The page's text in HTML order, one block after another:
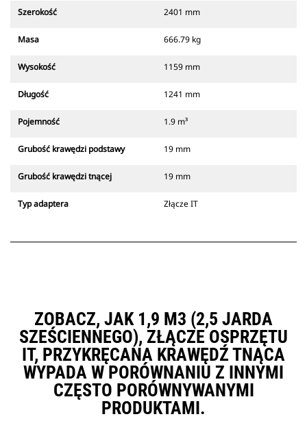
Szerokość 2401 mm
Masa 666.79 kg
Wysokość 1159 mm
Długość 1241 mm
Pojemność 1.9 m³
Grubość krawędzi podstawy 19 mm
Grubość krawędzi tnącej 19 mm
Typ adaptera Złącze IT
ZOBACZ, JAK 1,9 M3 (2,5 JARDA
SZEŚCIENNEGO), ZŁĄCZE OSPRZĘTU
IT, PRZYKRĘCANA KRAWĘDŹ TNĄCA
WYPADA W PORÓWNANIU Z INNYMI
CZĘSTO PORÓWNYWANYMI
PRODUKTAMI.